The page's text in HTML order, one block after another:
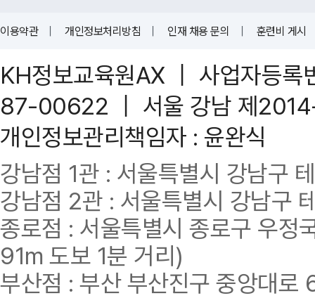
이용약관 개인정보처리방침 인재 채용 문의 훈련비 게시
KH정보교육원AX ｜ 사업자등
87-00622 ｜ 서울 강남 제
개인정보관리책임자 : 윤완식
강남점 1관 : 서울특별시 강남구
강남점 2관 : 서울특별시 강남구
종로점 : 서울특별시 종로구 우
91m 도보 1분 거리)
부산점 : 부산 부산진구 중앙대